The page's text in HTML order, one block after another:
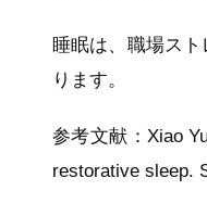
睡眠は、職場ス
ります。
参考文献：Xiao
restorative sleep.